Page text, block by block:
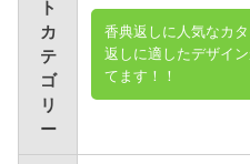
ト
カ
テ
ゴ
リ
ー
香典返しに人気なカ
返しに適したデザイ
てます！！